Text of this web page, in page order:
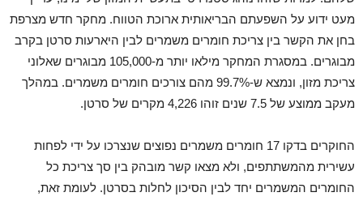
מעט ידוע על השפעתם הבריאותית ארוכת הטווח. מחקר חדש מצרפת
בחן את הקשר בין צריכת חומרים משמרים לבין היארעות סרטן בקרב
מבוגרים. במסגרת המחקר מילאו יותר מ-105,000 מבוגרים שאלוני
צריכת מזון, ונמצא ש-99.7% מהם צורכים חומרים משמרים. במהלך
מעקב ממוצע של 7.5 שנים זוהו 4,226 מקרים של סרטן.
החוקרים בדקו 17 חומרים משמרים נפוצים שנצרכו על ידי לפחות
עשירית מהמשתתפים, ולא מצאו קשר מובהק בין סך צריכת כל
החומרים המשמרים יחד לבין הסיכון לחלות בסרטן. לעומת זאת,